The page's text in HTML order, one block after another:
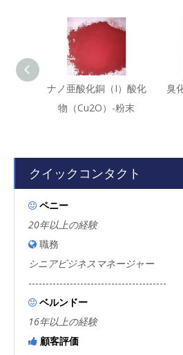
ナノ亜酸化銅（I）酸化
物（Cu2O）-粉末
臭
クイックコンタクト
 ペニー
20年以上の経験
 職務
シニアビジネスマネージャー
----------------------------------------
 ベルンドー
16年以上の経験
 顧客評価